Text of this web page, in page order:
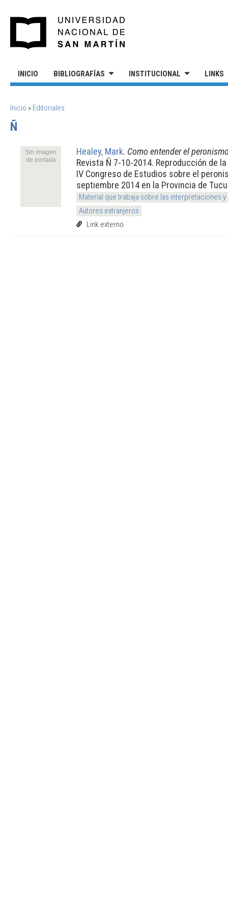
INICIO BIBLIOGRAFÍAS INSTITUCIONAL LINKS
SE ENCUENTRA USTED AQUÍ
Inicio » Editoriales
Ñ
Sin imagen
de portada
Healey, Mark. Como entender el
Revista Ñ 7-10-2014. Reproducción de
IV Congreso de Estudios sobre el
septiembre 2014 en la Provincia de
Material que trabaja sobre las interpretaciones
Autores extranjeros
Link externo